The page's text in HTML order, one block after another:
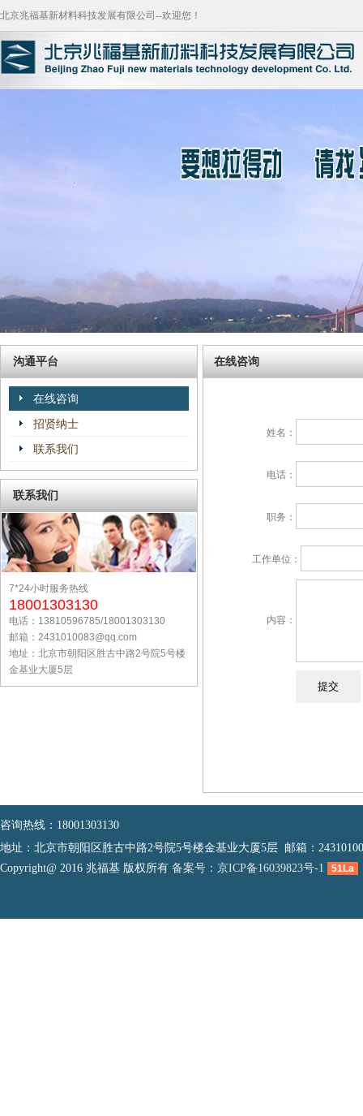
北京兆福基新材料科技发展有限公司--欢迎您！
沟通平台
在线咨询
招贤纳士
联系我们
联系我们
7*24小时服务热线
18001303130
电话：13810596785/18001303130
邮箱：2431010083@qq.com
地址：北京市朝阳区胜古中路2号院5号楼
金基业大厦5层
在线咨询
姓名：
电话：
职务：
工作单位：
内容：
咨询热线：18001303130
地址：北京市朝阳区胜古中路2号院5号楼金基业大厦5层 邮箱：
Copyright@ 2016 兆福基 版权所有 备案号：京ICP备16039823号-1 51La